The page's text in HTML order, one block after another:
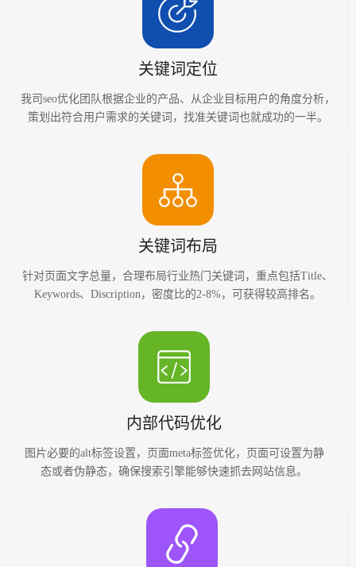
关键词定位
我司seo优化团队根据企业的产品、从企业目标用户的角度分析，
策划出符合用户需求的关键词，找准关键词也就成功的一半。
关键词布局
针对页面文字总量，合理布局行业热门关键词，重点包括Title、
Keywords、Discription，密度比的2-8%，可获得较高排名。
内部代码优化
图片必要的alt标签设置，页面meta标签优化，页面可设置为静
态或者伪静态，确保搜索引擎能够快速抓去网站信息。